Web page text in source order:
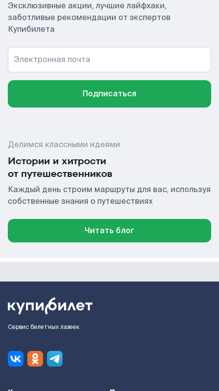
Эксклюзивные акции, лучшие лайфхаки,
заботливые рекомендации от экспертов
Купибилета
Электронная почта
Подписаться
Делимся классными идеями
Истории и хитрости
от путешественников
Каждый день строим маршруты для вас, используя
собственные знания о путешествиях
Читать блог
Сервис билетных лазеек